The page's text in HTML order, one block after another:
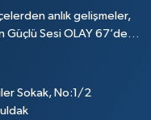
anlık gelişmeler,
Güçlü Sesi OLAY 67’de…
Sokak, No:1/2